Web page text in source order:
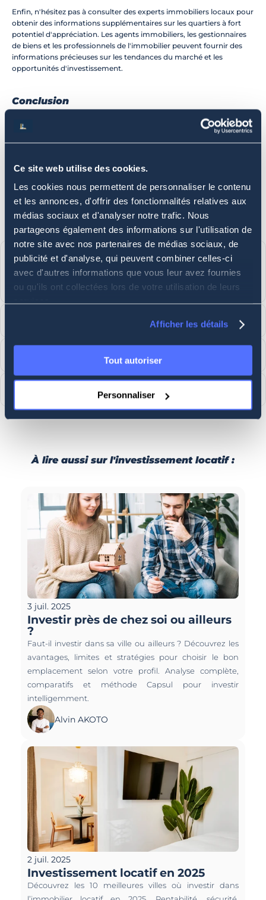
Ce site web utilise des cookies.
Les cookies nous permettent de personnaliser le contenu
et les annonces, d'offrir des fonctionnalités relatives aux
médias sociaux et d'analyser notre trafic. Nous
partageons également des informations sur l'utilisation de
notre site avec nos partenaires de médias sociaux, de
publicité et d'analyse, qui peuvent combiner celles-ci
avec d'autres informations que vous leur avez fournies
ou qu'ils ont collectées lors de votre utilisation de leurs
services.
Afficher les détails
Tout autoriser
Personnaliser
Enfin, n'hésitez pas à consulter des experts immobiliers locaux pour
obtenir des informations supplémentaires sur les quartiers à fort
potentiel d'appréciation. Les agents immobiliers, les gestionnaires
de biens et les professionnels de l'immobilier peuvent fournir des
informations précieuses sur les tendances du marché et les
opportunités d'investissement.
Conclusion
En analysant attentivement les tendances du marché immobilier
local, vous pouvez identifier les quartiers à fort potentiel
d'investissement éclairées. Bonne chance dans votre recherche de
quartiers prometteurs et dans votre parcours d'investissement
immobilier ! Prenez rdv avec nos professionnels en cliquant sur le
bouton juste en dessous.
Échanger avec un expert
Auteur
Camille Journaux
Newsletter : Abonne-toi !
À lire aussi sur l'investissement locatif :
3 juil. 2025
Investir près de chez soi ou ailleurs
?
Faut-il investir dans sa ville ou ailleurs ? Découvrez les
avantages, limites et stratégies pour choisir le bon
emplacement selon votre profil. Analyse complète,
comparatifs et méthode Capsul pour investir
intelligemment.
Alvin AKOTO
2 juil. 2025
Investissement locatif en 2025
Découvrez les 10 meilleures villes où investir dans